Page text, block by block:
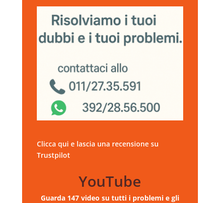
Clicca qui e lascia una recensione su
Trustpilot
YouTube
Guarda 147 video su tutti i problemi e gli